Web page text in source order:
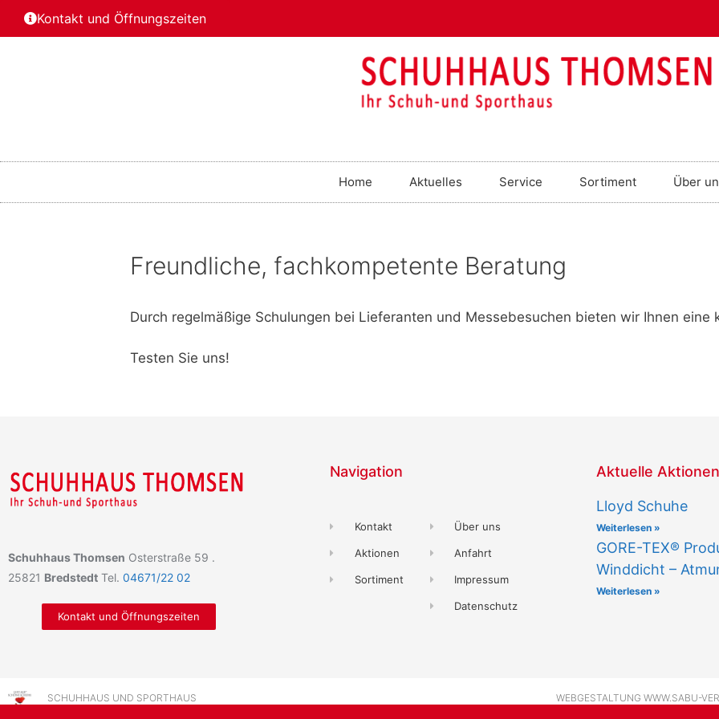
Kontakt und Öffnungszeiten
Home Aktuelles Service Sortiment Über
Freundliche, fachkompetente Beratung
Durch regelmäßige Schulungen bei Lieferanten und Messebesuchen bieten wir Ihnen eine
Testen Sie uns!
Schuhhaus Thomsen Osterstraße 59 .
25821 Bredstedt Tel. 04671/22 02
Kontakt und Öffnungszeiten
Navigation
Kontakt
Aktionen
Sortiment
Über uns
Anfahrt
Impressum
Datenschutz
Aktuelle Aktionen
Lloyd Schuhe
Weiterlesen »
GORE-TEX®
Winddicht –
Weiterlesen »
SCHUHHAUS UND SPORTHAUS WEBGESTALTUNG WWW.SABU-